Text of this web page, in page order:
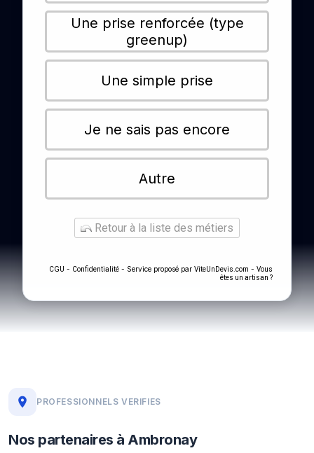
Une prise renforcée (type
greenup)
Une simple prise
Je ne sais pas encore
Autre
Retour à la liste des métiers
CGU - Confidentialité - Service proposé par ViteUnDevis.com - Vous
êtes un artisan ?
PROFESSIONNELS VERIFIES
Nos partenaires à Ambronay